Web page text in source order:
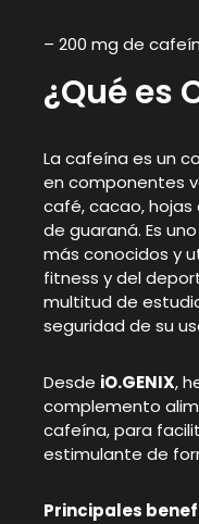
– 200 mg de
¿Qué es
La cafeína es un
en componentes
café, cacao, hojas
de guaraná. Es
más conocidos y
fitness y del
multitud de
seguridad de su
Desde iO.GENIX,
complemento
cafeína, para
estimulante de
Principales